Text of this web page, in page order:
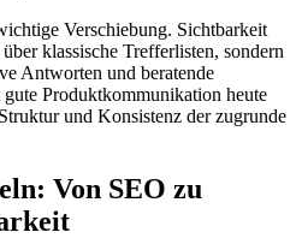
Verschiebung. Sichtbarkeit
klassische Trefferlisten, sondern
Antworten und beratende
Produktkommunikation heute
und Konsistenz der zugrunde
Von SEO zu